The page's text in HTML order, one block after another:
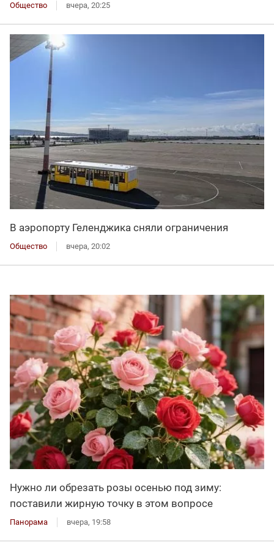
Общество вчера, 20:25
В аэропорту Геленджика сняли ограничения
Общество вчера, 20:02
Нужно ли обрезать розы осенью под зиму:
поставили жирную точку в этом вопросе
Панорама вчера, 19:58